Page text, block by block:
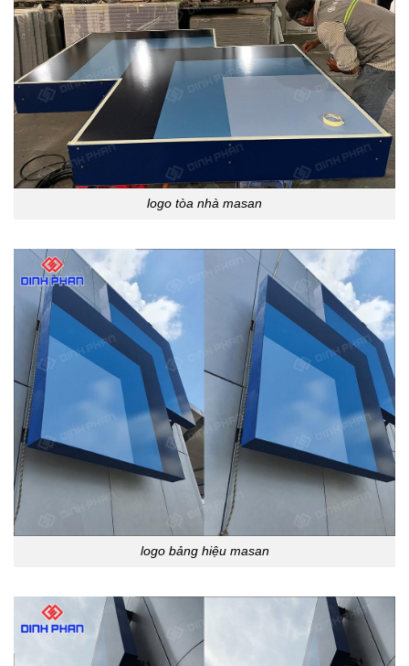
logo tòa nhà masan
logo bảng hiệu masan